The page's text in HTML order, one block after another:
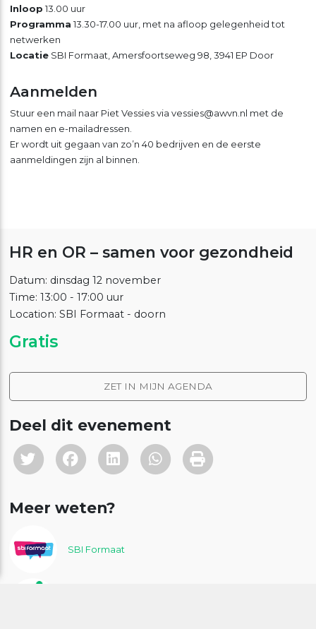
Inloop 13.00 uur
Programma 13.30-17.00 uur, met na afloop gelegenheid tot
netwerken
LocatieSBI Formaat, Amersfoortseweg 98, 3941 EP Door
Aanmelden
Stuur een mail naar Piet Vessies via vessies@awvn.nl met de
namen en e-mailadressen.
Er wordt uit gegaan van zo’n 40 bedrijven en de eerste
aanmeldingen zijn al binnen.
HR en OR – samen voor gezondheid
Datum: dinsdag 12 november
Time: 13:00 - 17:00 uur
Location: SBI Formaat - doorn
Gratis
ZET IN MIJN AGENDA
Deel dit evenement
Meer weten?
SBI Formaat